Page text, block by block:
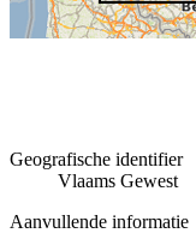
Geografische identifier
Vlaams Gewest
Aanvullende informatie